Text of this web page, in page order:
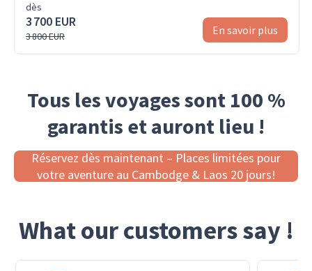
dès
3 700 EUR
3 800 EUR En savoir plus
Tous les voyages sont 100 %
garantis et auront lieu !
Réservez dès maintenant – Places limitées pour
votre aventure au Cambodge & Laos 20 jours!
What our customers say !